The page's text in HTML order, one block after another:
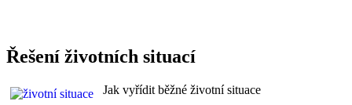
Řešení životních situací
Jak vyřídit běžné životní situace